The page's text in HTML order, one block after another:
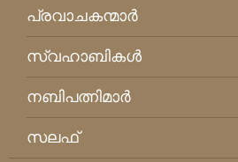
പ്രവാചകന്മാര്‍
സ്വഹാബികള്‍
നബിപത്നിമാര്‍
സലഫ്